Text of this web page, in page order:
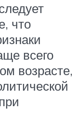
что
всего
возрасте,